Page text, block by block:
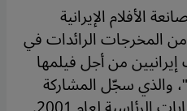
الأفلام الإيرانية
المخرجات الرائدات في
من أجل فيلمها
2002 "أيّامنا"، والذي سجّل المشاركة